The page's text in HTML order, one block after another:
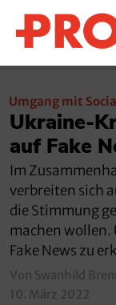
Umgang mit
Ukraine-
auf Fake
Im
verbreiten sich
die Stimmung
machen wollen.
Fake News zu
Von Swanhild
10. März 2022